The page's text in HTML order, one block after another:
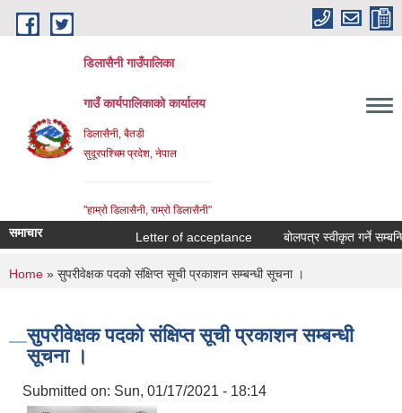
Skip to main content
डिलासैनी गाउँपालिका
गाउँ कार्यपालिकाको कार्यालय
डिलासैनी, बैतडी
सुदूरपश्चिम प्रदेश, नेपाल
"हाम्राे डिलासैनी, राम्राे डिलासैनी"
समाचार Letter of acceptance बोलपत्र स्वीकृत गर्ने सम्बन्धि
You are here
Home » सुपरीवेक्षक पदको संक्षिप्त सूची प्रकाशन सम्बन्धी सूचना ।
सुपरीवेक्षक पदको संक्षिप्त सूची प्रकाशन सम्बन्धी
सूचना ।
Submitted on: Sun, 01/17/2021 - 18:14